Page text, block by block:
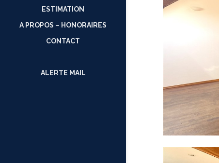
ESTIMATION
A PROPOS – HONORAIRES
CONTACT
ALERTE MAIL